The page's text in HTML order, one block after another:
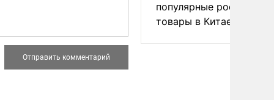
популярные российские
товары в Китае